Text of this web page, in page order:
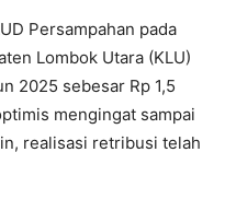
Persampahan pada
Lombok Utara (KLU)
2025 sebesar Rp 1,5
mengingat sampai
realisasi retribusi telah